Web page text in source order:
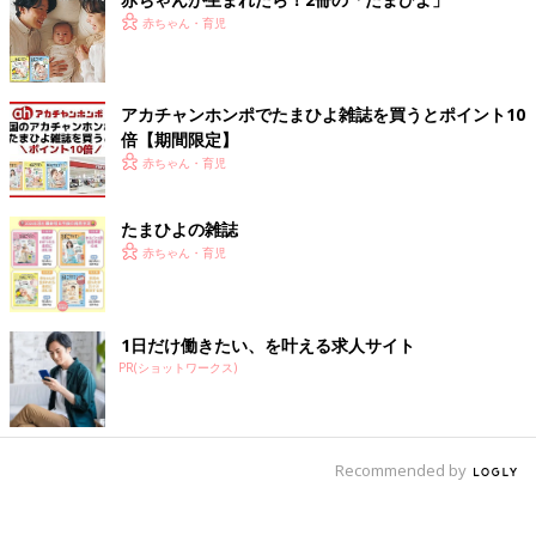
赤ちゃん・育児
アカチャンホンポでたまひよ雑誌を買うとポイント10
倍【期間限定】
赤ちゃん・育児
たまひよの雑誌
赤ちゃん・育児
1日だけ働きたい、を叶える求人サイト
PR(ショットワークス)
Recommended by